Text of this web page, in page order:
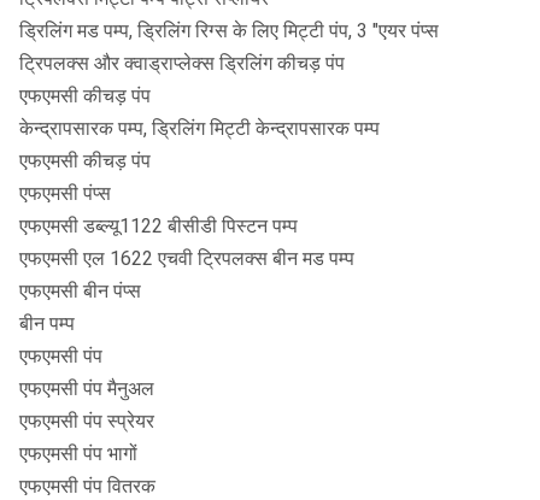
ड्रिलिंग मड पम्प, ड्रिलिंग रिग्स के लिए मिट्टी पंप, 3 "एयर पंप्स
ट्रिपलक्स और क्वाड्राप्लेक्स ड्रिलिंग कीचड़ पंप
एफएमसी कीचड़ पंप
केन्द्रापसारक पम्प, ड्रिलिंग मिट्टी केन्द्रापसारक पम्प
एफएमसी कीचड़ पंप
एफएमसी पंप्स
एफएमसी डब्ल्यू1122 बीसीडी पिस्टन पम्प
एफएमसी एल 1622 एचवी ट्रिपलक्स बीन मड पम्प
एफएमसी बीन पंप्स
बीन पम्प
एफएमसी पंप
एफएमसी पंप मैनुअल
एफएमसी पंप स्प्रेयर
एफएमसी पंप भागों
एफएमसी पंप वितरक